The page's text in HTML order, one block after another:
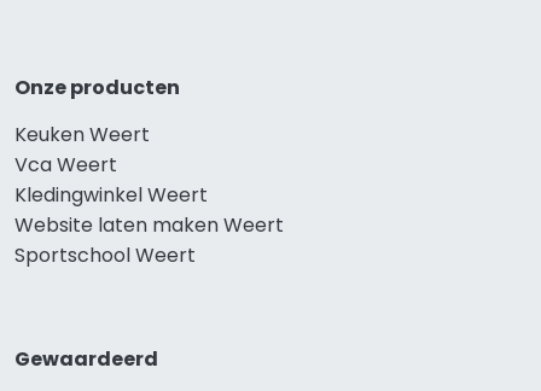
Onze producten
Keuken Weert
Vca Weert
Kledingwinkel Weert
Website laten maken Weert
Sportschool Weert
Gewaardeerd